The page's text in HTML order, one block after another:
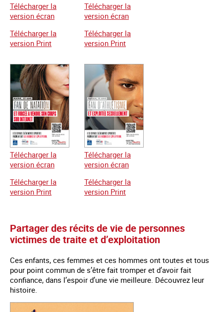
Télécharger la
version écran
Télécharger la
version Print
Télécharger la
version écran
Télécharger la
version Print
Télécharger la
version écran
Télécharger la
version Print
Télécharger la
version écran
Télécharger la
version Print
Partager des récits de vie de personnes
victimes de traite et d’exploitation
Ces enfants, ces femmes et ces hommes ont toutes et tous
pour point commun de s’être fait tromper et d’avoir fait
confiance, dans l’espoir d’une vie meilleure. Découvrez leur
histoire.